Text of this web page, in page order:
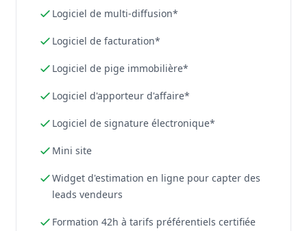
Logiciel de multi-diffusion*
Logiciel de facturation*
Logiciel de pige immobilière*
Logiciel d'apporteur d'affaire*
Logiciel de signature électronique*
Mini site
Widget d'estimation en ligne pour capter des
leads vendeurs
Formation 42h à tarifs préférentiels certifiée